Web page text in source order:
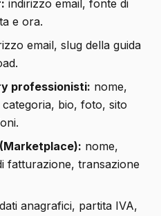
indirizzo email, fonte di
e ora.
email, slug della guida
professionisti: nome,
bio, foto, sito
nome,
fatturazione, transazione
dati anagrafici, partita IVA,